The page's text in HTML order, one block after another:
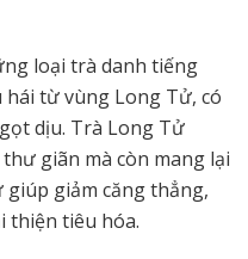
loại trà danh tiếng
từ vùng Long Tử, có
dịu. Trà Long Tử
giãn mà còn mang lại
giảm căng thẳng,
thiện tiêu hóa.